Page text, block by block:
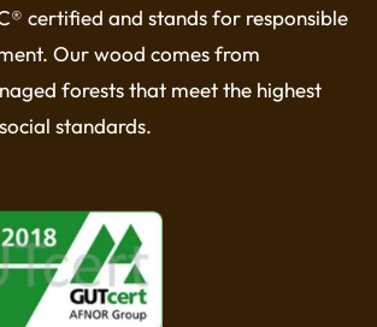
certified and stands for responsible
Our wood comes from
forests that meet the highest
standards.